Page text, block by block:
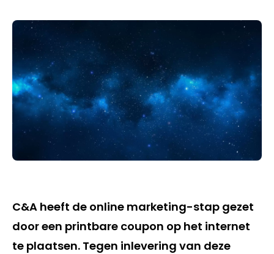
C&A heeft de online marketing-stap gezet
door een printbare coupon op het internet
te plaatsen. Tegen inlevering van deze